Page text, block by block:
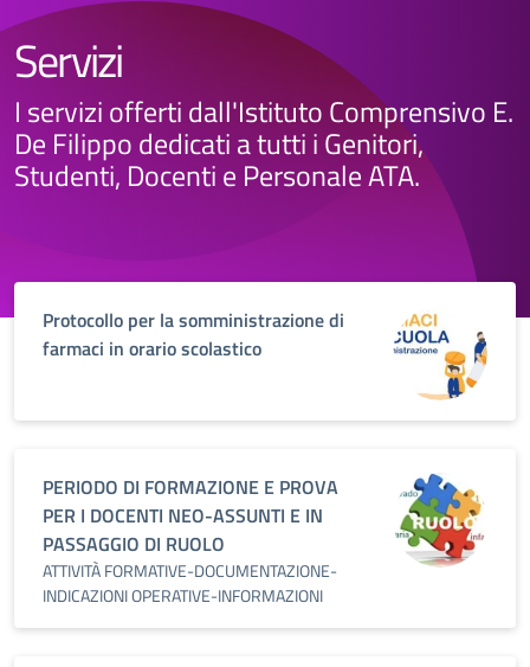
Servizi
I servizi offerti dall'Istituto Comprensivo E.
De Filippo dedicati a tutti i Genitori,
Studenti, Docenti e Personale ATA.
Protocollo per la somministrazione di
farmaci in orario scolastico
PERIODO DI FORMAZIONE E PROVA
PER I DOCENTI NEO-ASSUNTI E IN
PASSAGGIO DI RUOLO
ATTIVITÀ FORMATIVE-DOCUMENTAZIONE-
INDICAZIONI OPERATIVE-INFORMAZIONI